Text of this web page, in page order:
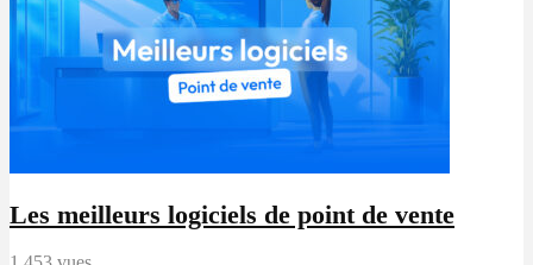
Les meilleurs logiciels de point de vente